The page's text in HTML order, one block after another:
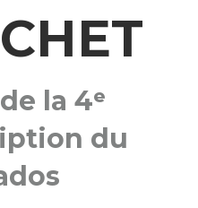
la 4ᵉ
du